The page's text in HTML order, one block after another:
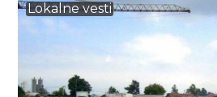
Lokalne vesti